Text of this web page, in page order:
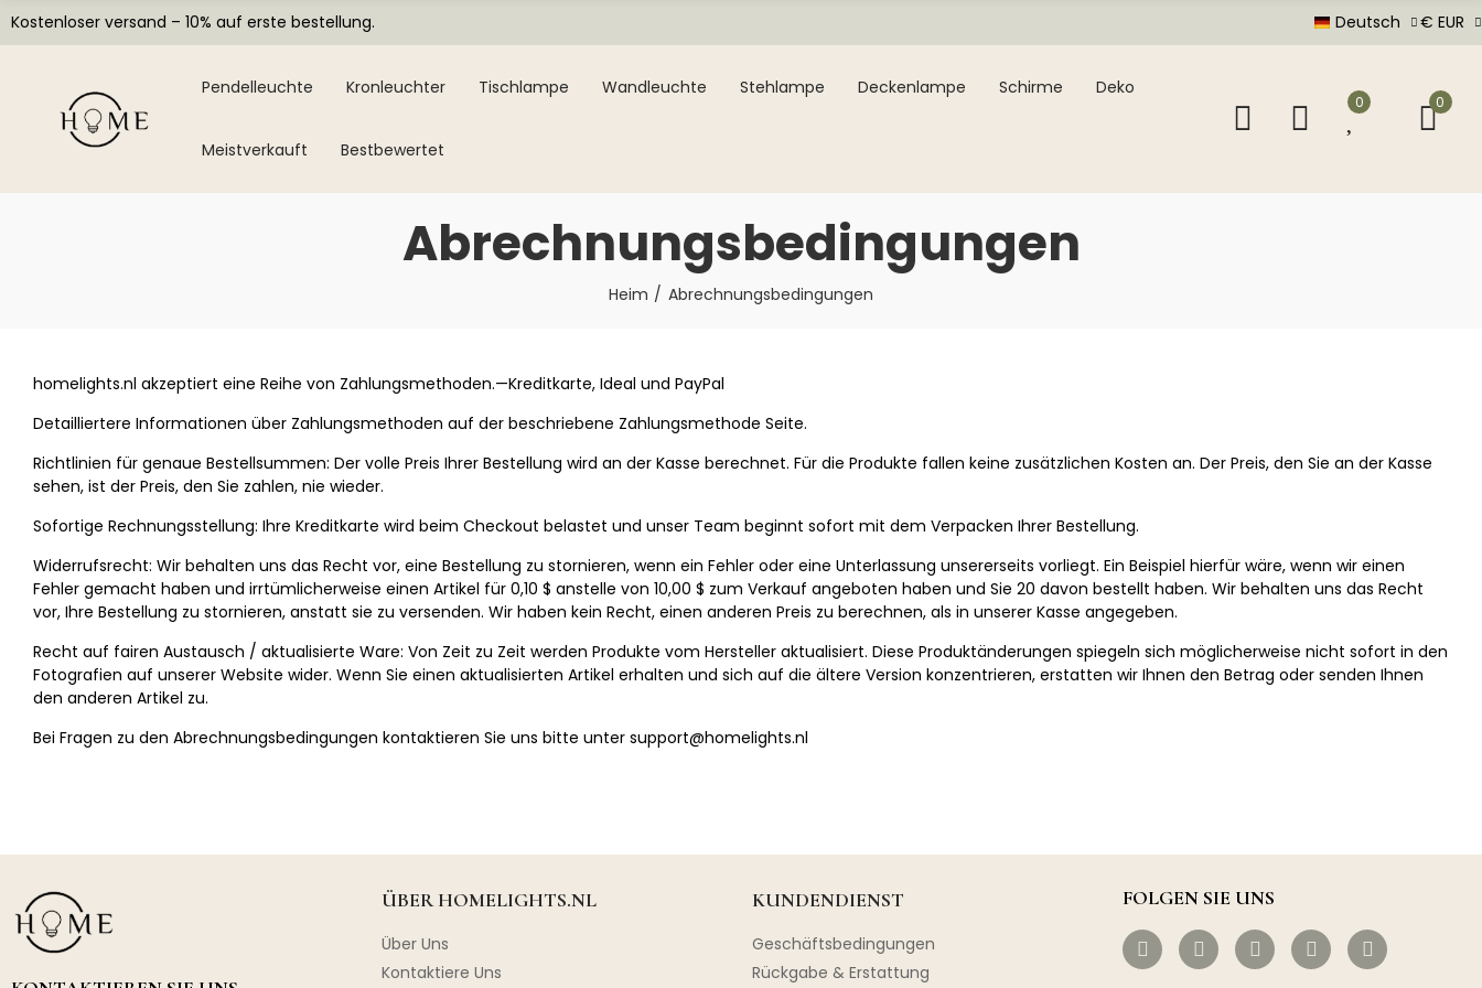
Kostenloser versand – 10% auf erste bestellung. Deutsch € EUR
Pendelleuchte Kronleuchter Tischlampe Wandleuchte Stehlampe Deckenlampe Schirme Deko
Meistverkauft Bestbewertet
0 0
Abrechnungsbedingungen
Heim Abrechnungsbedingungen
homelights.nl akzeptiert eine Reihe von Zahlungsmethoden.—Kreditkarte, Ideal und PayPal
Detailliertere Informationen über Zahlungsmethoden auf der beschriebene Zahlungsmethode Seite.
Richtlinien für genaue Bestellsummen: Der volle Preis Ihrer Bestellung wird an der Kasse berechnet. Für die Produkte fallen keine zusätzlichen Kosten an. Der Preis, den Sie an der Kasse
sehen, ist der Preis, den Sie zahlen, nie wieder.
Sofortige Rechnungsstellung: Ihre Kreditkarte wird beim Checkout belastet und unser Team beginnt sofort mit dem Verpacken Ihrer Bestellung.
Widerrufsrecht: Wir behalten uns das Recht vor, eine Bestellung zu stornieren, wenn ein Fehler oder eine Unterlassung unsererseits vorliegt. Ein Beispiel hierfür wäre, wenn wir einen
Fehler gemacht haben und irrtümlicherweise einen Artikel für 0,10 $ anstelle von 10,00 $ zum Verkauf angeboten haben und Sie 20 davon bestellt haben. Wir behalten uns das Recht
vor, Ihre Bestellung zu stornieren, anstatt sie zu versenden. Wir haben kein Recht, einen anderen Preis zu berechnen, als in unserer Kasse angegeben.
Recht auf fairen Austausch / aktualisierte Ware: Von Zeit zu Zeit werden Produkte vom Hersteller aktualisiert. Diese Produktänderungen spiegeln sich möglicherweise nicht sofort in den
Fotografien auf unserer Website wider. Wenn Sie einen aktualisierten Artikel erhalten und sich auf die ältere Version konzentrieren, erstatten wir Ihnen den Betrag oder senden Ihnen
den anderen Artikel zu.
Bei Fragen zu den Abrechnungsbedingungen kontaktieren Sie uns bitte unter support@homelights.nl
ÜBER HOMELIGHTS.NL
Über Uns
Kontaktiere Uns
KUNDENDIENST
Geschäftsbedingungen
Rückgabe & Erstattung
FOLGEN SIE UNS